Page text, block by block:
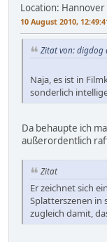
Location: Hannover
10 August 2010,
Zitat von: digdog
Naja, es ist in
sonderlich
Da behaupte ich
außerordentlich
Zitat
Er zeichnet sich
Splatterszenen in
zugleich damit,